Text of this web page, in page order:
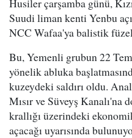
Suudi liman kenti Yenbu
NCC Wafaa'ya balistik
Bu, Yemenli grubun 22
yönelik abluka
kuzeydeki saldırı oldu.
Mısır ve Süveyş Kanalı'na
krallığı üzerindeki
açacağı uyarısında